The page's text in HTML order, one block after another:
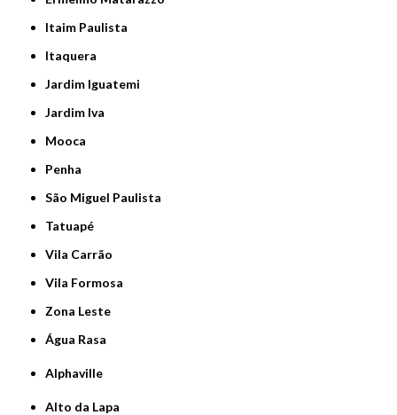
Itaim Paulista
Itaquera
Jardim Iguatemi
Jardim Iva
Mooca
Penha
São Miguel Paulista
Tatuapé
Vila Carrão
Vila Formosa
Zona Leste
Água Rasa
Alphaville
Alto da Lapa